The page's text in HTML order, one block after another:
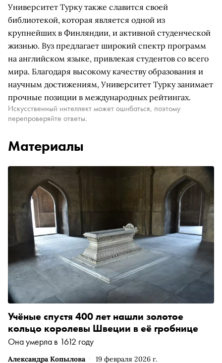
Университет Турку также славится своей
библиотекой, которая является одной из
крупнейших в Финляндии, и активной студенческой
жизнью. Вуз предлагает широкий спектр программ
на английском языке, привлекая студентов со всего
мира. Благодаря высокому качеству образования и
научным достижениям, Университет Турку занимает
прочные позиции в международных рейтингах.
Искусственный интеллект может ошибаться, поэтому
перепроверяйте ответы.
Материалы
Александра Копылова 19 февраля 2026 г.
Учёные спустя 400 лет нашли золотое
кольцо королевы Швеции в её гробнице
Она умерла в 1612 году